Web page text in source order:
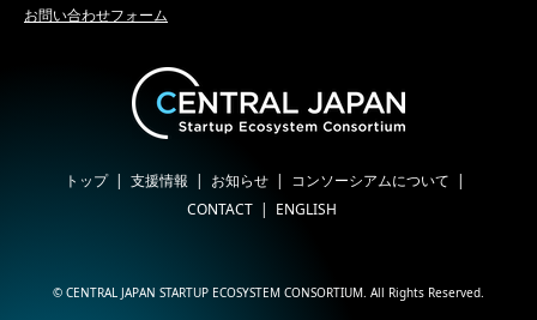
お問い合わせフォーム
トップ 支援情報 お知らせ
コンソーシアムについて
CONTACT
ENGLISH
© CENTRAL JAPAN STARTUP ECOSYSTEM CONSORTIUM . All Rights Reserved.